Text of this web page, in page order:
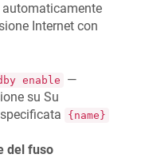
Internet con
enable
—
su Su
{name}
del fuso